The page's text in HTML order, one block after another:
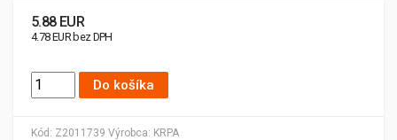
Kód: Z2011739 Výrobca: KRPA
5.88 EUR
4.78 EUR bez DPH
Do košíka